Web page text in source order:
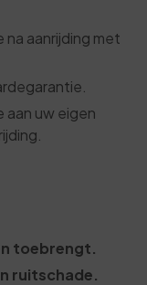
aanrijding met
aan uw eigen
toebrengt.
ruitschade.